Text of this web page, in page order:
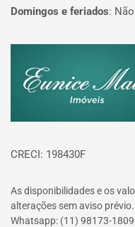
Domingos e feriados:
CRECI: 198430F
As disponibilidades e os
alterações sem aviso prévio.
Whatsapp: (11) 98173-1809